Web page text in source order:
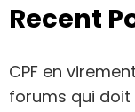
Recent
CPF en
forums qui